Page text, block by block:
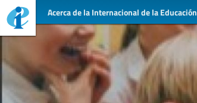
Acerca de la Internacional de la Educación